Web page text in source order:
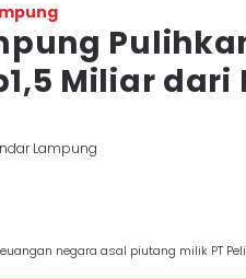
Miliar dari
Lampung
negara asal piutang milik PT